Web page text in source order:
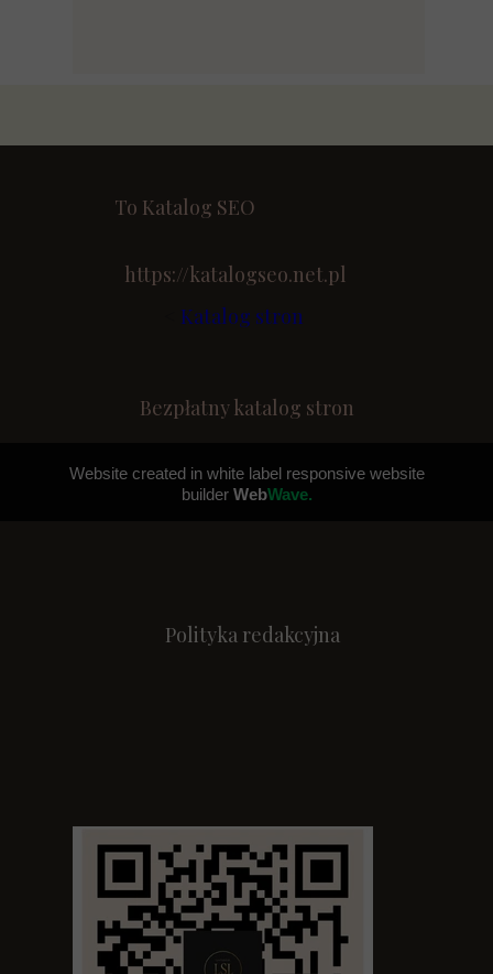
Polityka redakcyjna
Katalog stron
Bezpłatny katalog stron
To Katalog SEO
https://katalogseo.net.pl
Website created in white label responsive website
builder WebWave.